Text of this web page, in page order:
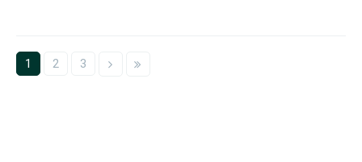
1 2 3